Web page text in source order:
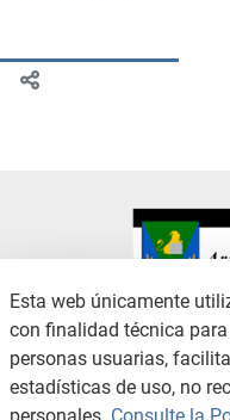
CANAL DE
POLÍTICA DE
Esta web únicamente
con finalidad técnica
personas usuarias,
estadísticas de uso, no